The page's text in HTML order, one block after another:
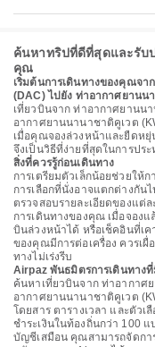
ค้นหาทริปที่ดีที่สุดและรับ
คุณ
เริ่มต้นการเดินทางของคุณจ
(DAC) ไปยัง ท่าอากาศยานน
เที่ยวบินจาก ท่าอากาศยานน
อากาศยานนานาชาติคูเวต
เมื่อคุณจองล่วงหน้าและยืดหยุ่
จึงเป็นวิธีที่ง่ายที่สุดในการปร
สิ่งที่ควรรู้ก่อนเดินทาง
การเตรียมตัวเล็กน้อยช่วยให้
การเลือกที่นั่งอาจแตกต่างกัน
ตรวจสอบรายละเอียดของแต่
การเดินทางของคุณ เมื่อจอง
บินล่วงหน้าได้ หรือเช็คอินที่เ
ของคุณมีการต่อเครื่อง ควรเผื่
ทางไม่เร่งรีบ
Airpaz พันธมิตรการเดินทาง
ค้นหาเที่ยวบินจาก ท่าอากาศ
อากาศยานนานาชาติคูเวต
โดยสาร ตารางเวลา และตัว
ชำระเงินในท้องถิ่นกว่า 100
บัญชีเสมือน คุณสามารถจัดกา